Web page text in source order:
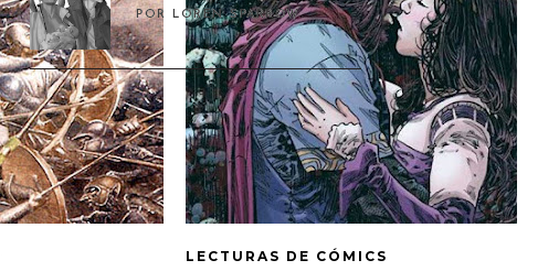
POR LOREN SPARROW
LECTURAS DE CÓMICS